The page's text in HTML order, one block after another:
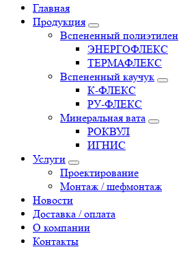
Главная
Продукция
Вспененный полиэтилен
ЭНЕРГОФЛЕКС
ТЕРМАФЛЕКС
Вспененный каучук
К-ФЛЕКС
РУ-ФЛЕКС
Минеральная вата
РОКВУЛ
ИГНИС
Услуги
Проектирование
Монтаж / шефмонтаж
Новости
Доставка / оплата
О компании
Контакты